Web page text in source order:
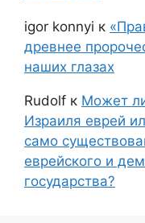
igor konnyi к
древнее
наших глазах
Rudolf к Может
Израиля еврей
само
еврейского и
государства?